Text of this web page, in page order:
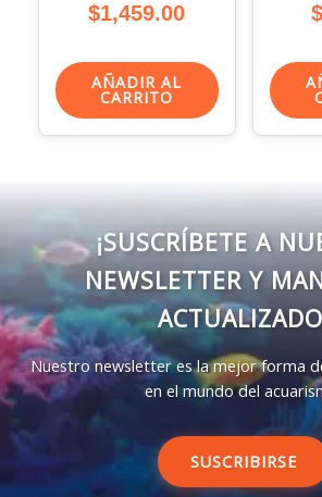
$1,459.00
AÑADIR AL
CARRITO
¡SUSCRÍBETE A
NEWSLETTER Y
Nuestro newsletter es la mejor forma
en el mundo del
SUSCRIBIRSE